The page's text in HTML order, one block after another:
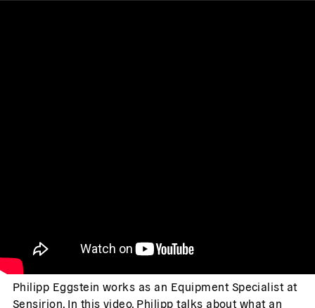
Philipp Eggstein works as an Equipment Specialist at
Sensirion. In this video, Philipp talks about what an